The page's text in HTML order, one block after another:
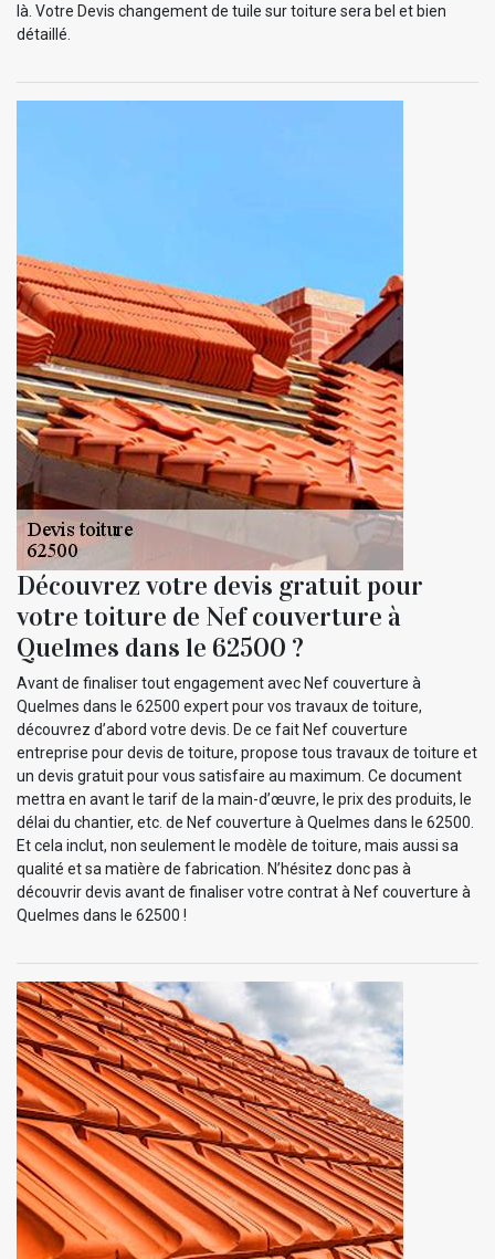
là. Votre Devis changement de tuile sur toiture sera bel et bien
détaillé.
Découvrez votre devis gratuit pour
votre toiture de Nef couverture à
Quelmes dans le 62500 ?
Avant de finaliser tout engagement avec Nef couverture à
Quelmes dans le 62500 expert pour vos travaux de toiture,
découvrez d’abord votre devis. De ce fait Nef couverture
entreprise pour devis de toiture, propose tous travaux de toiture et
un devis gratuit pour vous satisfaire au maximum. Ce document
mettra en avant le tarif de la main-d’œuvre, le prix des produits, le
délai du chantier, etc. de Nef couverture à Quelmes dans le 62500.
Et cela inclut, non seulement le modèle de toiture, mais aussi sa
qualité et sa matière de fabrication. N’hésitez donc pas à
découvrir devis avant de finaliser votre contrat à Nef couverture à
Quelmes dans le 62500 !